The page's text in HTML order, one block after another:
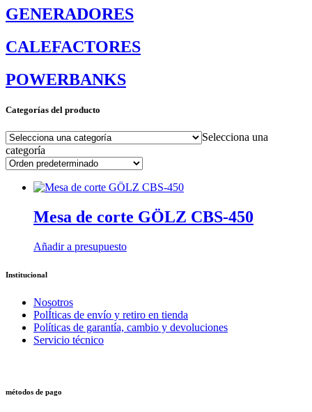
GENERADORES
CALEFACTORES
POWERBANKS
Categorías del producto
Selecciona una
categoría
Mesa de corte GÖLZ CBS-450
Añadir a presupuesto
Institucional
Nosotros
PolÍticas de envío y retiro en tienda
Políticas de garantía, cambio y devoluciones
Servicio técnico
métodos de pago